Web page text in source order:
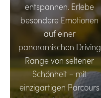
entspannen. Erlebe
besondere Emotionen
auf einer
panoramischen Driving
Range von seltener
Schönheit – mit
einzigartigen Parcours